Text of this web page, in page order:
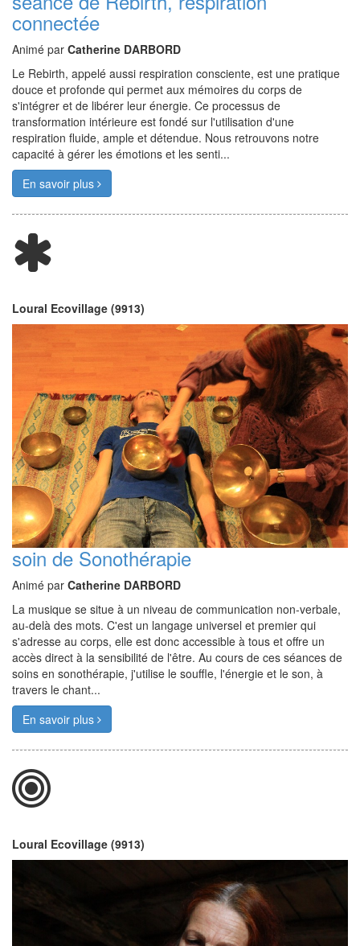
connectée
Animé par Catherine DARBORD
Le Rebirth, appelé aussi respiration consciente, est une pratique
douce et profonde qui permet aux mémoires du corps de
s'intégrer et de libérer leur énergie. Ce processus de
transformation intérieure est fondé sur l'utilisation d'une
respiration fluide, ample et détendue. Nous retrouvons notre
capacité à gérer les émotions et les senti...
En savoir plus
Loural Ecovillage (9913)
soin de Sonothérapie
Animé par Catherine DARBORD
La musique se situe à un niveau de communication non-verbale,
au-delà des mots. C'est un langage universel et premier qui
s'adresse au corps, elle est donc accessible à tous et offre un
accès direct à la sensibilité de l'être. Au cours de ces séances de
soins en sonothérapie, j'utilise le souffle, l'énergie et le son, à
travers le chant...
En savoir plus
Loural Ecovillage (9913)